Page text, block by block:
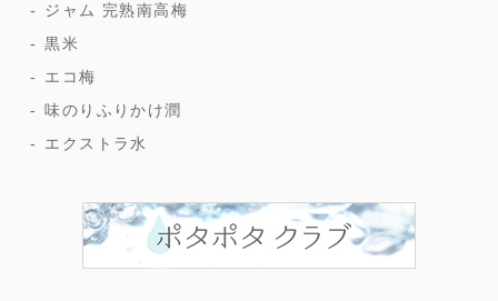
ジャム 完熟南高梅
黒米
エコ梅
味のりふりかけ潤
エクストラ水